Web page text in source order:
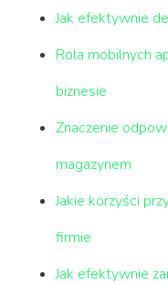
Jak efektywnie
Rola mobilnych
biznesie
Znaczenie
magazynem
Jakie korzyści
firmie
Jak efektywnie